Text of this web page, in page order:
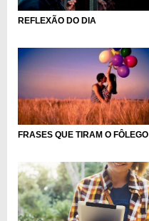
REFLEXÃO DO DIA
FRASES QUE TIRAM O FÔLEGO